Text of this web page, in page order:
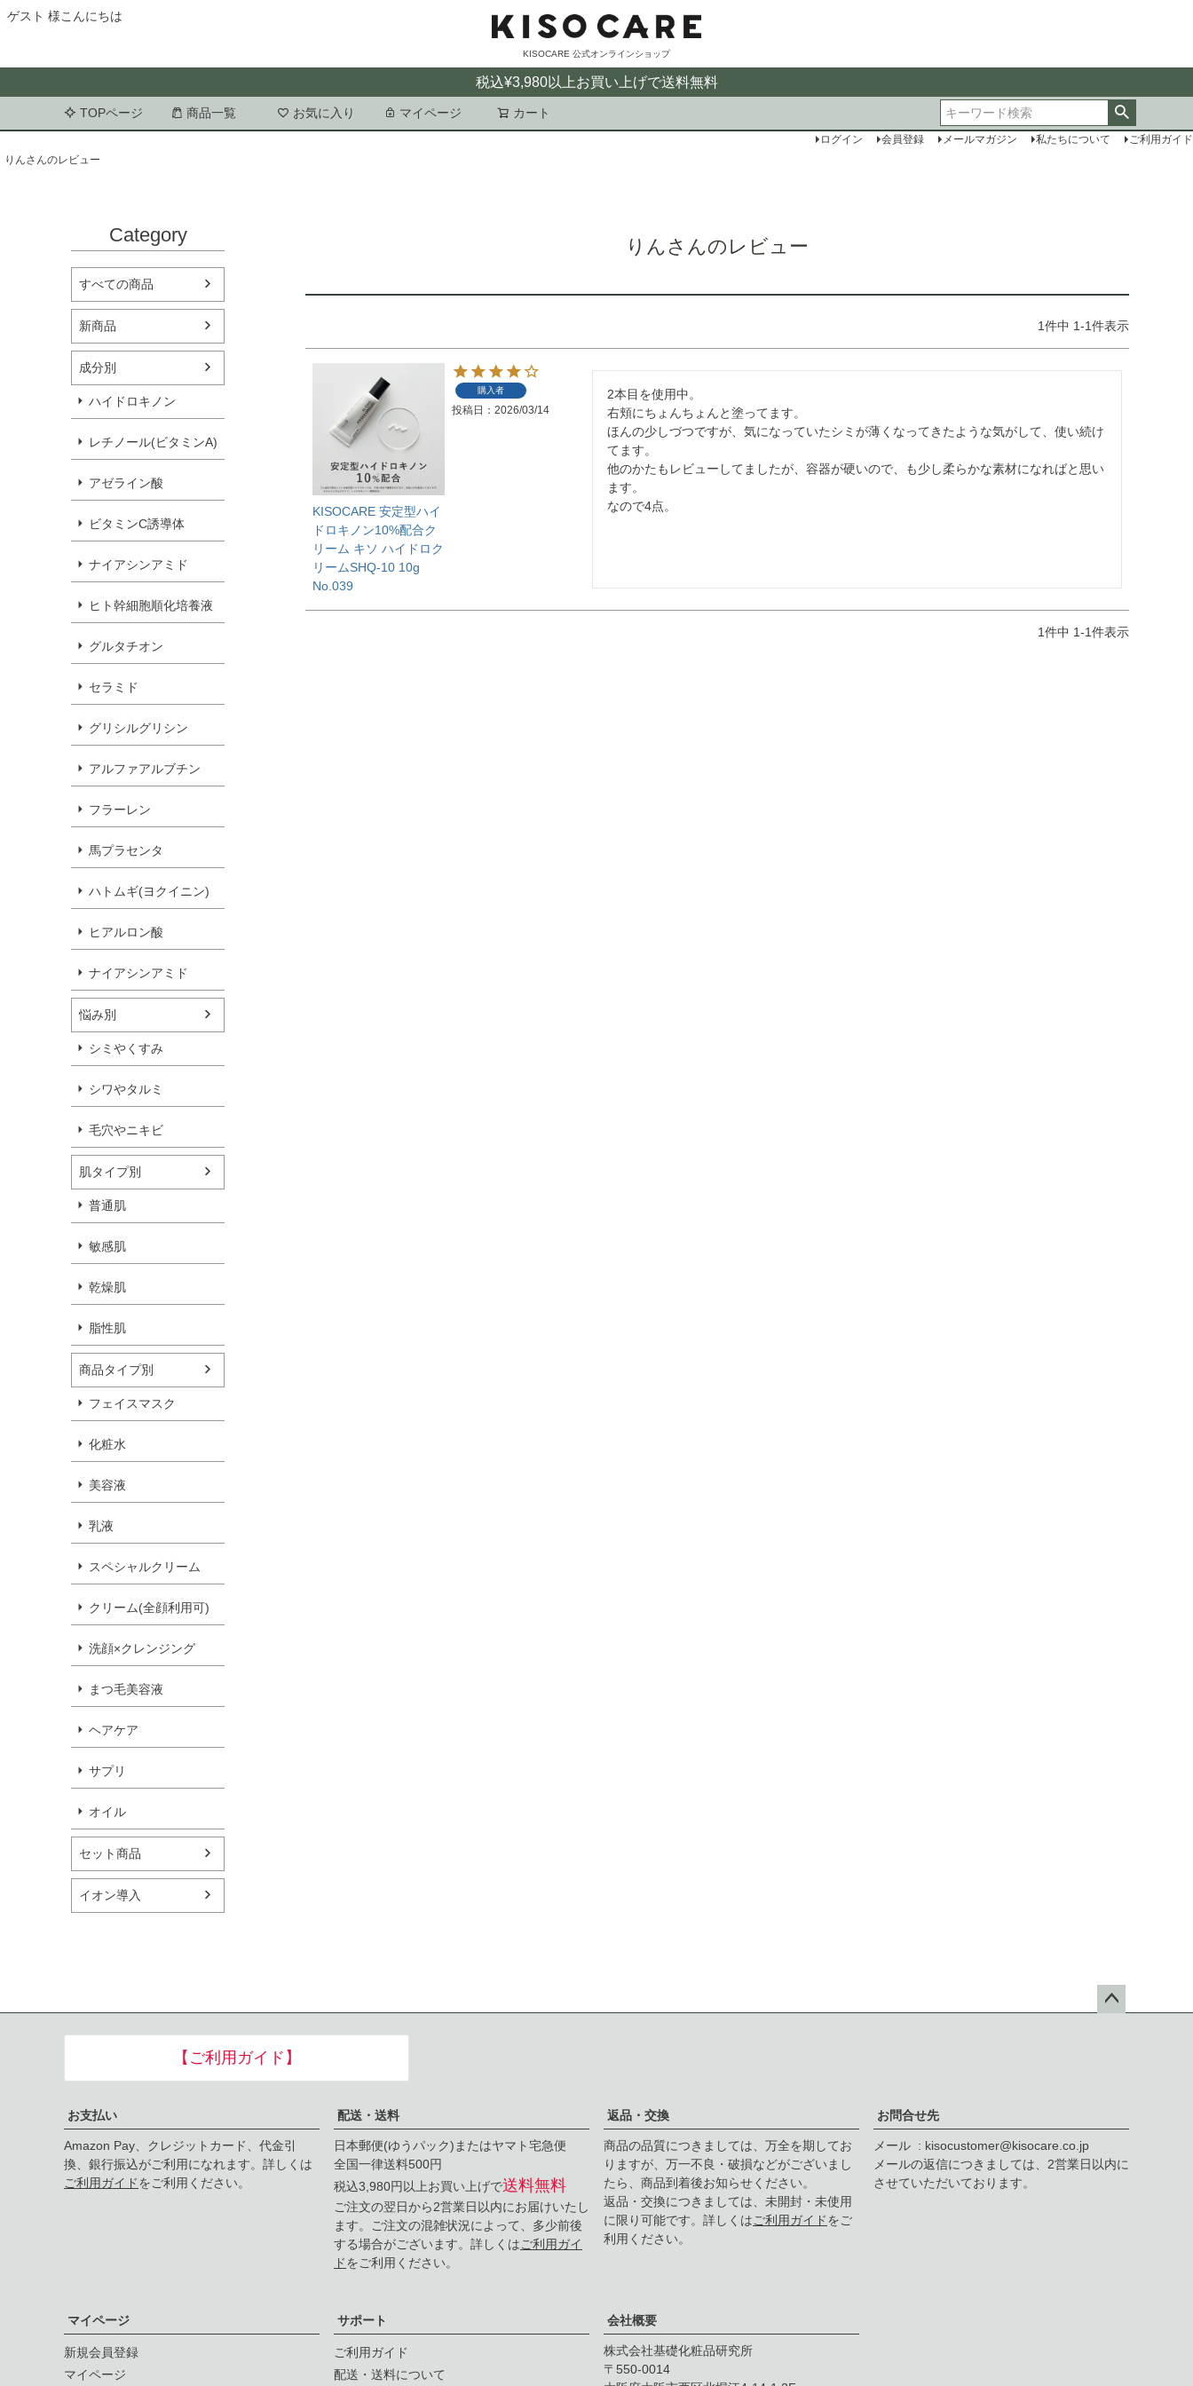
ゲスト 様こんにちは
KISOCARE 公式オンラインショップ
税込¥3,980以上お買い上げで送料無料
TOPページ 商品一覧 お気に入り マイページ カート
ログイン 会員登録 メールマガジン 私たちについて
ご利用ガイド
りんさんのレビュー
Category
すべての商品
新商品
成分別
ハイドロキノン
レチノール(ビタミンA)
アゼライン酸
ビタミンC誘導体
ナイアシンアミド
ヒト幹細胞順化培養液
グルタチオン
セラミド
グリシルグリシン
アルファアルブチン
フラーレン
馬プラセンタ
ハトムギ(ヨクイニン)
ヒアルロン酸
ナイアシンアミド
悩み別
シミやくすみ
シワやタルミ
毛穴やニキビ
肌タイプ別
普通肌
敏感肌
乾燥肌
脂性肌
商品タイプ別
フェイスマスク
化粧水
美容液
乳液
スペシャルクリーム
クリーム(全顔利用可)
洗顔×クレンジング
まつ毛美容液
ヘアケア
サプリ
オイル
セット商品
イオン導入
りんさんのレビュー
1件中 1-1件表示
KISOCARE 安定型ハイ
ドロキノン10%配合ク
リーム キソ ハイドロク
リームSHQ-10 10g
No.039
購入者
投稿日 2026/03/14
2本目を使用中。
右頬にちょんちょんと塗ってます。
ほんの少しづつですが、気になっていたシミが薄くなってきたような気がして、使い続け
てます。
他のかたもレビューしてましたが、容器が硬いので、も少し柔らかな素材になればと思い
ます。
なので4点。
1件中 1-1件表示
【ご利用ガイド】
お支払い
Amazon Pay、クレジットカード、代金引
換、銀行振込がご利用になれます。詳しくは
ご利用ガイドをご利用ください。
配送・送料
日本郵便(ゆうパック)またはヤマト宅急便
全国一律送料500円
税込3,980円以上お買い上げで送料無料
ご注文の翌日から2営業日以内にお届けいたし
ます。ご注文の混雑状況によって、多少前後
する場合がございます。詳しくはご利用ガイ
ドをご利用ください。
返品・交換
商品の品質につきましては、万全を期してお
りますが、万一不良・破損などがございまし
たら、商品到着後お知らせください。
返品・交換につきましては、未開封・未使用
に限り可能です。詳しくはご利用ガイドをご
利用ください。
お問合せ先
メール
kisocustomer@kisocare.co.jp
メールの返信につきましては、2営業日以内に
させていただいております。
マイページ
新規会員登録
マイページ
サポート
ご利用ガイド
配送・送料について
会社概要
株式会社基礎化粧品研究所
550-0014